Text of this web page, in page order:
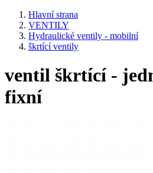
Hlavní strana
VENTILY
Hydraulické ventily - mobilní
škrtící ventily
ventil škrtící -
fixní